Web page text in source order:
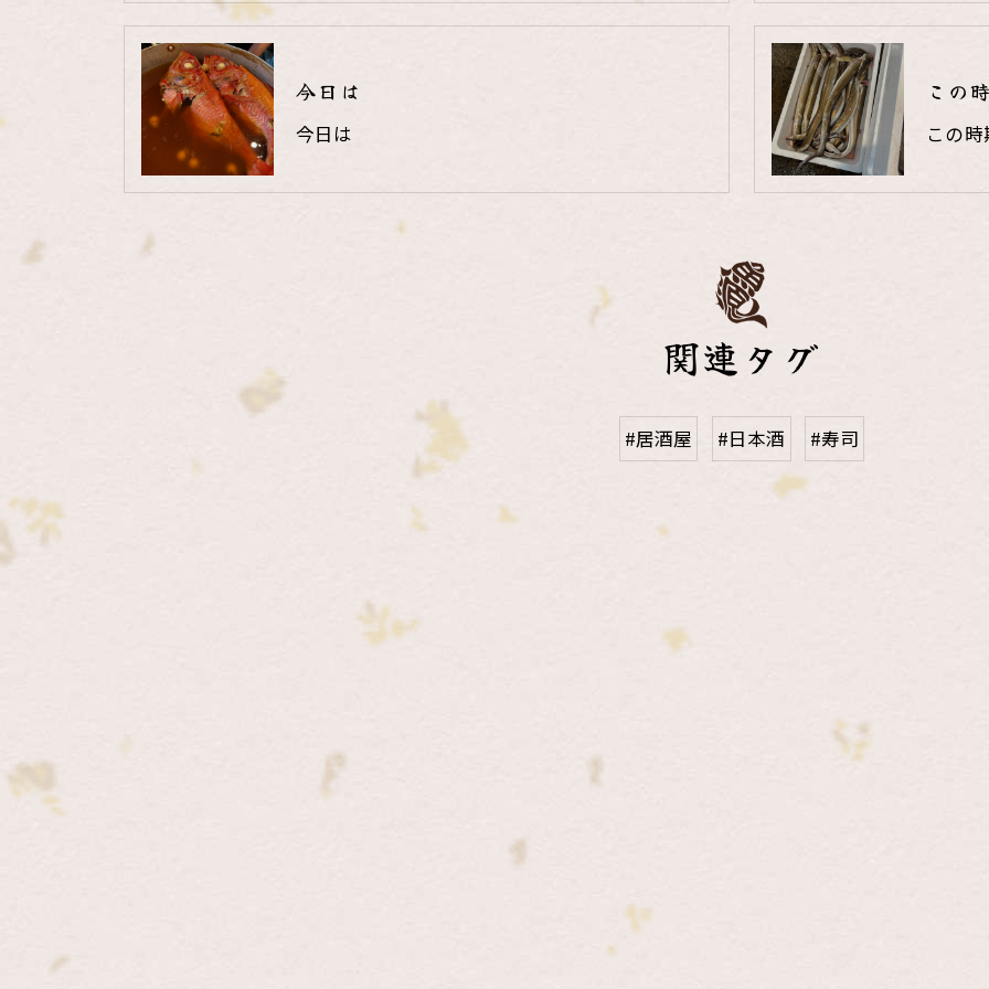
今日は
今日は
この
この時
関連タグ
#居酒屋 #日本酒 #寿司